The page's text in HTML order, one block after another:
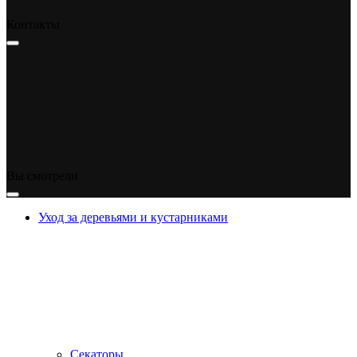
Уход за деревьями и кустарниками
Секаторы